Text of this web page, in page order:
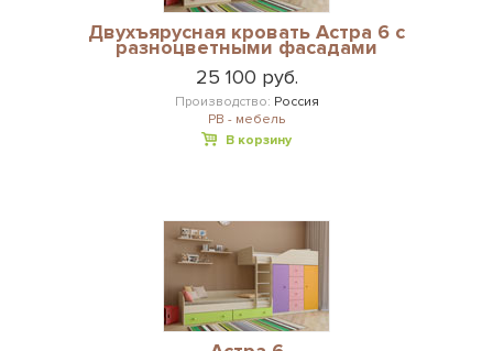
Двухъярусная кровать Астра 6 с
разноцветными фасадами
25 100 руб.
Производство: Россия
РВ - мебель
В корзину